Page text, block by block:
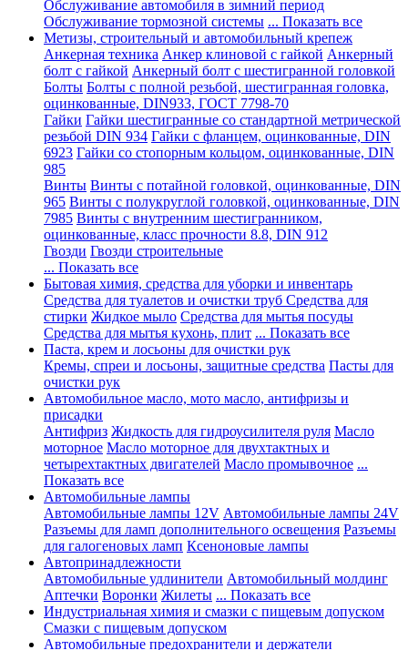
Обслуживание автомобиля в зимний период
Обслуживание тормозной системы ... Показать все
Метизы, строительный и автомобильный крепеж
Анкерная техника Анкер клиновой с гайкой Анкерный
болт с гайкой Анкерный болт с шестигранной головкой
Болты Болты с полной резьбой, шестигранная головка,
оцинкованные, DIN933, ГОСТ 7798-70
Гайки Гайки шестигранные со стандартной метрической
резьбой DIN 934 Гайки с фланцем, оцинкованные, DIN
6923 Гайки со стопорным кольцом, оцинкованные, DIN
985
Винты Винты с потайной головкой, оцинкованные, DIN
965 Винты с полукруглой головкой, оцинкованные, DIN
7985 Винты с внутренним шестигранником,
оцинкованные, класс прочности 8.8, DIN 912
Гвозди Гвозди строительные
... Показать все
Бытовая химия, средства для уборки и инвентарь
Средства для туалетов и очистки труб Средства для
стирки Жидкое мыло Средства для мытья посуды
Средства для мытья кухонь, плит ... Показать все
Паста, крем и лосьоны для очистки рук
Кремы, спреи и лосьоны, защитные средства Пасты для
очистки рук
Автомобильное масло, мото масло, антифризы и
присадки
Антифриз Жидкость для гидроусилителя руля Масло
моторное Масло моторное для двухтактных и
четырехтактных двигателей Масло промывочное ...
Показать все
Автомобильные лампы
Автомобильные лампы 12V Автомобильные лампы 24V
Разъемы для ламп дополнительного освещения Разъемы
для галогеновых ламп Ксеноновые лампы
Автопринадлежности
Автомобильные удлинители Автомобильный молдинг
Аптечки Воронки Жилеты ... Показать все
Индустриальная химия и смазки с пищевым допуском
Смазки с пищевым допуском
Автомобильные предохранители и держатели